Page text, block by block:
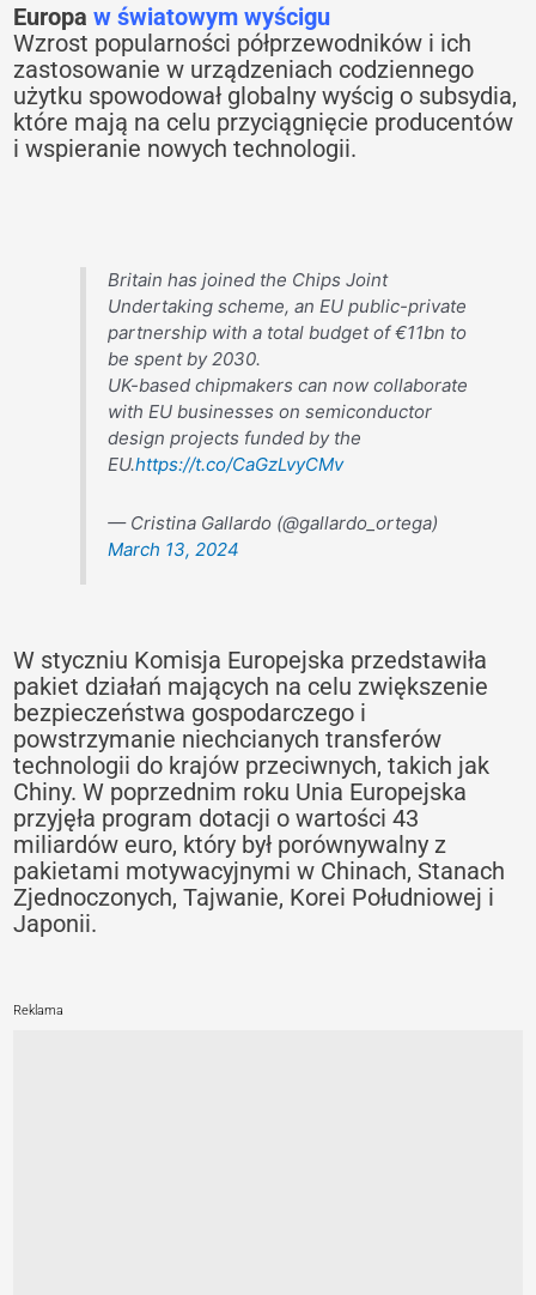
Europaw światowym wyścigu
Wzrost popularności półprzewodników i ich
zastosowanie w urządzeniach codziennego
użytku spowodował globalny wyścig o subsydia,
które mają na celu przyciągnięcie producentów
i wspieranie nowych technologii.
Britain has joined the Chips Joint
Undertaking scheme, an EU public-private
partnership with a total budget of €11bn to
be spent by 2030.
UK-based chipmakers can now collaborate
with EU businesses on semiconductor
design projects funded by the
EU.https://t.co/CaGzLvyCMv
— Cristina Gallardo (@gallardo_ortega)
March 13, 2024
W styczniu Komisja Europejska przedstawiła
pakiet działań mających na celu zwiększenie
bezpieczeństwa gospodarczego i
powstrzymanie niechcianych transferów
technologii do krajów przeciwnych, takich jak
Chiny. W poprzednim roku Unia Europejska
przyjęła program dotacji o wartości 43
miliardów euro, który był porównywalny z
pakietami motywacyjnymi w Chinach, Stanach
Zjednoczonych, Tajwanie, Korei Południowej i
Japonii.
Reklama